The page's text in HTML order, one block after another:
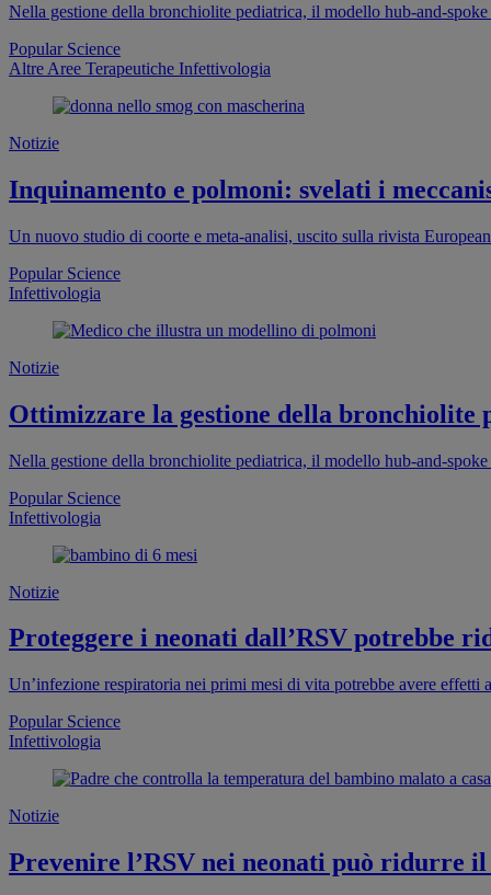
Nella gestione della bronchiolite pediatrica, il modello hub-and-
Popular Science
Altre Aree Terapeutiche Infettivologia
Notizie
Inquinamento e polmoni: svelati i
Un nuovo studio di coorte e meta-analisi, uscito sulla rivista
Popular Science
Infettivologia
Notizie
Ottimizzare la gestione della
Nella gestione della bronchiolite pediatrica, il modello hub-and-
Popular Science
Infettivologia
Notizie
Proteggere i neonati dall’RSV potrebbe
Un’infezione respiratoria nei primi mesi di vita potrebbe avere
Popular Science
Infettivologia
Notizie
Prevenire l’RSV nei neonati può ridurre